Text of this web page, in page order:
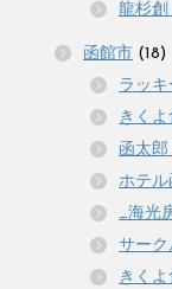
龍杉
函館市 (18)
ラッキ
きく
函太
ホテル
_海光
サーク
きく